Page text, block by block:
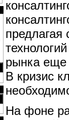
предлагая
рынка еще
В кризис
На фоне